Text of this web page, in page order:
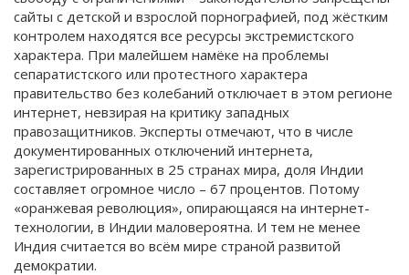
сайты с детской и взрослой порнографией, под жёстким
контролем находятся все ресурсы экстремистского
характера. При малейшем намёке на проблемы
сепаратистского или протестного характера
правительство без колебаний отключает в этом регионе
интернет, невзирая на критику западных
правозащитников. Эксперты отмечают, что в числе
документированных отключений интернета,
зарегистрированных в 25 странах мира, доля Индии
составляет огромное число – 67 процентов. Потому
«оранжевая революция», опирающаяся на интернет-
технологии, в Индии маловероятна. И тем не менее
Индия считается во всём мире страной развитой
демократии.